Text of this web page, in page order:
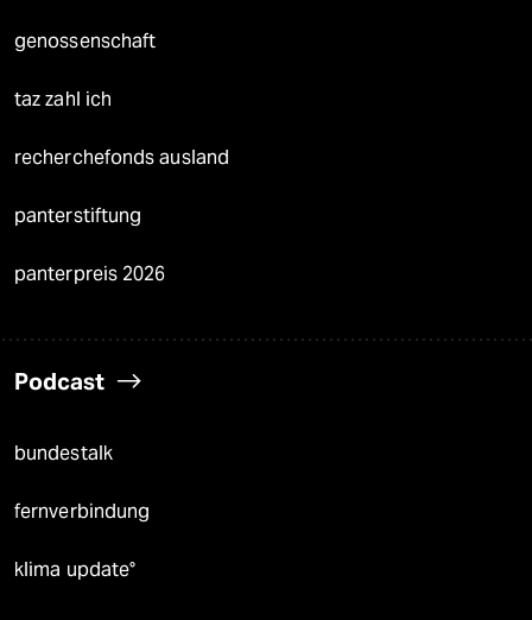
genossenschaft
taz zahl ich
recherchefonds ausland
panterstiftung
panterpreis 2026
Podcast
bundestalk
fernverbindung
klima update°